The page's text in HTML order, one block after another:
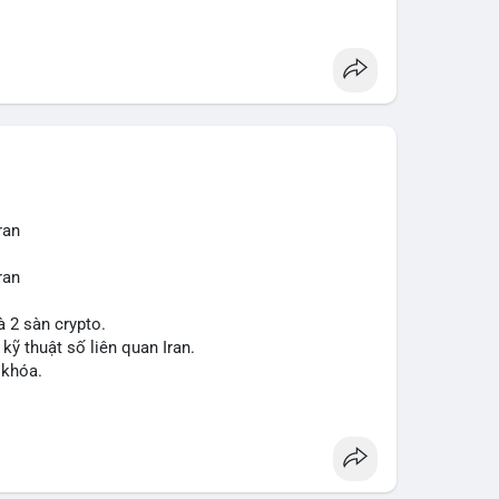
này? Hãy cùng theo dõi các phân tích chuyên
2 sàn crypto.
thuật số liên quan Iran.